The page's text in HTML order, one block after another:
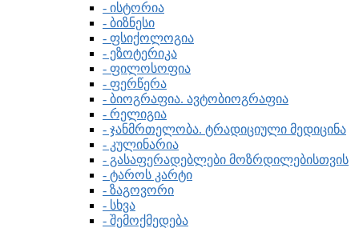
- ისტორია
- ბიზნესი
- ფსიქოლოგია
- ეზოტერიკა
- ფილოსოფია
- ფერწერა
- ბიოგრაფია. ავტობიოგრაფია
- რელიგია
- ჯანმრთელობა. ტრადიციული მედიცინა
- კულინარია
- გასაფერადებლები მოზრდილებისთვის
- ტაროს კარტი
- ზაგოვორი
- სხვა
- შემოქმედება